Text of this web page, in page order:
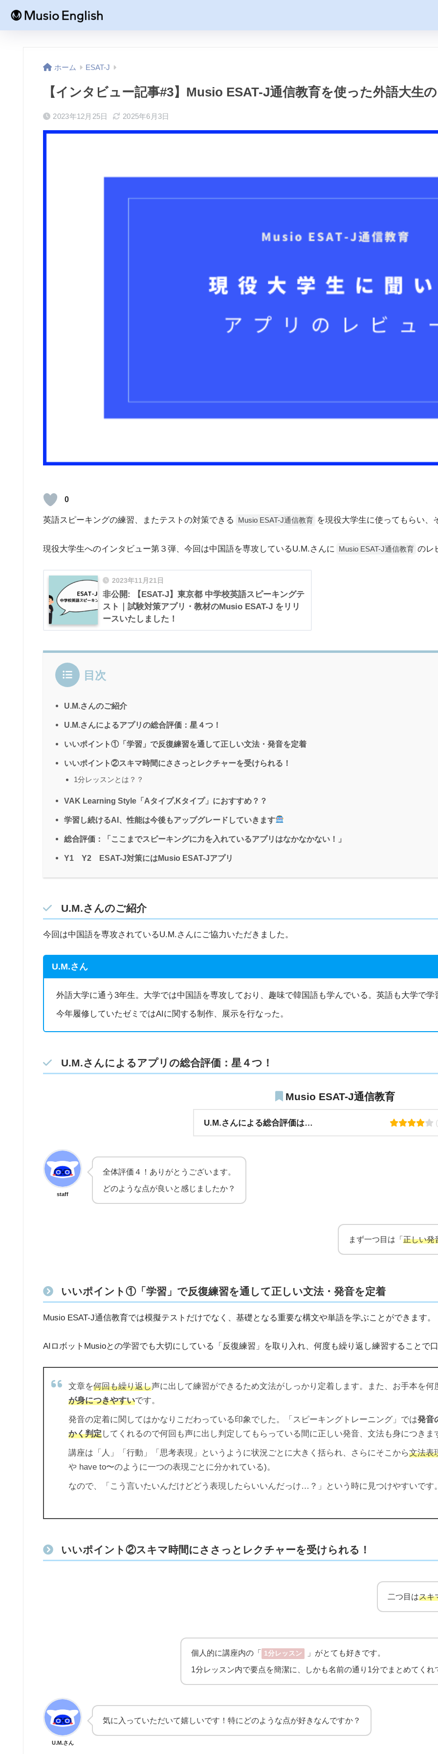
ホーム ESAT-J
【インタビュー記事#3】Musio ESAT-J通信教育を使った外語大生
2023年12月25日 2025年6月3日
0
英語スピーキングの練習、またテストの対策できる Musio ESAT-J通信教育 を現役大学生に使ってもらい、
現役大学生へのインタビュー第３弾、今回は中国語を専攻しているU.M.さんに Musio ESAT-J通信教育 のレ
2023年11月21日
非公開: 【ESAT-J】東京都 中学校英語スピーキングテ
スト｜試験対策アプリ・教材のMusio ESAT-J をリリ
ースいたしました！
目次
U.M.さんのご紹介
U.M.さんによるアプリの総合評価：星４つ！
いいポイント①「学習」で反復練習を通して正しい文法・発音を定着
いいポイント②スキマ時間にささっとレクチャーを受けられる！
1分レッスンとは？？
VAK Learning Style「Aタイプ,Kタイプ」におすすめ？？
学習し続けるAI、性能は今後もアップグレードしていきます
総合評価：「ここまでスピーキングに力を入れているアプリはなかなかない！」
Y1 Y2 ESAT-J対策にはMusio ESAT-Jアプリ
U.M.さんのご紹介
今回は中国語を専攻されているU.M.さんにご協力いただきました。
U.M.さん
外語大学に通う3年生。大学では中国語を専攻しており、趣味で韓国語も学んでいる。英語も大学で学
今年履修していたゼミではAIに関する制作、展示を行なった。
U.M.さんによるアプリの総合評価：星４つ！
Musio ESAT-J通信教育
U.M.さんによる総合評価は…
staff
全体評価４！ありがとうございます。
どのような点が良いと感じましたか？
まず一つ目は「正しい発
いいポイント①「学習」で反復練習を通して正しい文法・発音を定着
Musio ESAT-J通信教育では模擬テストだけでなく、基礎となる重要な構文や単語を学ぶことができます。
AIロボットMusioとの学習でも大切にしている「反復練習」を取り入れ、何度も繰り返し練習することで
文章を何回も繰り返し声に出して練習ができるため文法がしっかり定着します。また、お手本を
が身につきやすいです。
発音の定着に関してはかなりこだわっている印象でした。「スピーキングトレーニング」では発音
かく判定してくれるので何回も声に出し判定してもらっている間に正しい発音、文法も身につきま
講座は「人」「行動」「思考表現」というように状況ごとに大きく括られ、さらにそこから文法表
や have to〜のように一つの表現ごとに分かれている)。
なので、「こう言いたいんだけどどう表現したらいいんだっけ…？」という時に見つけやすいです
いいポイント②スキマ時間にささっとレクチャーを受けられる！
二つ目はスキ
個人的に講座内の「 1分レッスン
」がとても好きです。
1分レッスン内で要点を簡潔に、しかも名前の通り1分でまとめてく
U.M.さん
気に入っていただいて嬉しいです！特にどのような点が好きなんですか？